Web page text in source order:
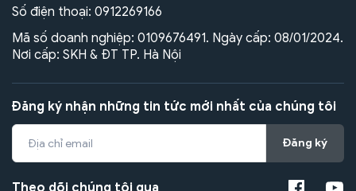
Số điện thoại: 0912269166
Mã số doanh nghiệp: 0109676491. Ngày cấp: 08/01/2024.
Nơi cấp: SKH & ĐT TP. Hà Nội
Đăng ký nhận những tin tức mới nhất của chúng tôi
Đăng ký